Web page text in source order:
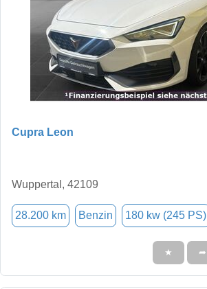
Cupra Leon
Wuppertal, 42109
28.200 km Benzin 180 kw (245 PS)
★ ➦